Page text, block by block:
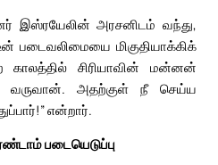
இஸ்ரயேலின் அரசனிடம் வந்து,
மிகுதியாக்கிக்
சிரியாவின் மன்னன்
வருவான். அதற்குள் நீ செய்ய
என்றார்.
படையெடுப்பு